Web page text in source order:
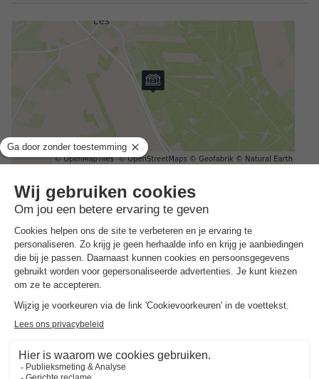
Adres
Odoornerstraat 25 - 9536 PG Ees, Nederland
Hoe kom je er?
Busstation Osdoornerstraat
0,5km